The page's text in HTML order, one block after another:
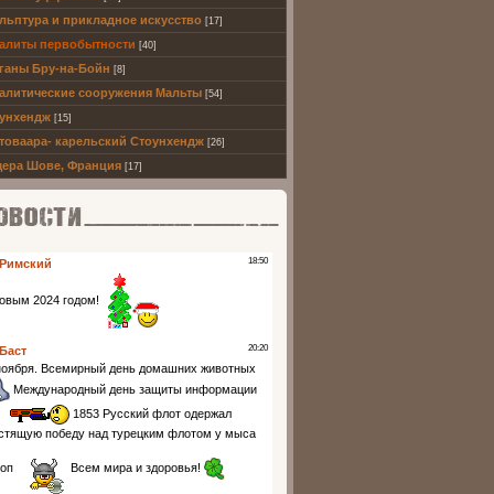
и прикладное искусство [17]
первобытности [40]
Бру-на-Бойн [8]
сооружения Мальты [54]
[15]
карельский Стоунхендж [26]
Шове, Франция [17]
партнеров